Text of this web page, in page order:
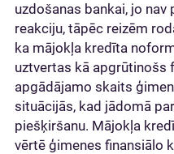
uzdošanas bankai, jo
reakciju, tāpēc reizēm
ka mājokļa kredīta
uztvertas kā apgrūtinošs
apgādājamo skaits
situācijās, kad jādomā
piešķiršanu. Mājokļa
vērtē ģimenes finansiālo